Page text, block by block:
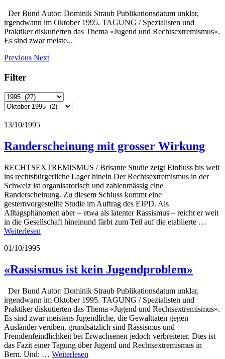
Der Bund Autor: Dominik Straub Publikationsdatum unklar,
irgendwann im Oktober 1995. TAGUNG / Spezialisten und
Praktiker diskutierten das Thema «Jugend und Rechtsextremismus».
Es sind zwar meiste...
Previous Next
Filter
13/10/1995
Randerscheinung mit grosser Wirkung
RECHTSEXTREMISMUS / Brisante Studie zeigt Einfluss bis weit
ins rechtsbürgerliche Lager hinein Der Rechtsextremismus in der
Schweiz ist organisatorisch und zahlenmässig eine
Randerscheinung. Zu diesem Schluss kommt eine
gesternvorgestellte Studie im Auftrag des EJPD. Als
Alltagsphänomen aber – etwa als latenter Rassismus – reicht er weit
in die Gesellschaft hineinund färbt zum Teil auf die etablierte …
Weiterlesen
01/10/1995
«Rassismus ist kein Jugendproblem»
Der Bund Autor: Dominik Straub Publikationsdatum unklar,
irgendwann im Oktober 1995. TAGUNG / Spezialisten und
Praktiker diskutierten das Thema «Jugend und Rechtsextremismus».
Es sind zwar meistens Jugendliche, die Gewalttaten gegen
Ausländer verüben, grundsätzlich sind Rassismus und
Fremdenfeindlichkeit bei Erwachsenen jedoch verbreiteter. Dies ist
das Fazit einer Tagung über Jugend und Rechtsextremismus in
Bern. Und: … Weiterlesen